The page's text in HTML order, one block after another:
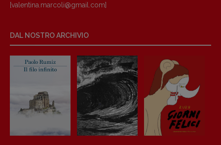
[valentina.marcoli@gmail. com]
DAL NOSTRO ARCHIVIO